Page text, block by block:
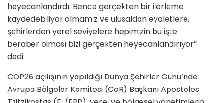
heyecanlandırdı. Bence gerçekten bir ilerleme
kaydedebiliyor olmamız ve ulusaldan eyaletlere,
şehirlerden yerel seviyelere hepimizin bu işte
beraber olması bizi gerçekten heyecanlandırıyor”
dedi.
COP26 açılışının yapıldığı Dünya Şehirler Günü’nde
Avrupa Bölgeler Komitesi (CoR) Başkanı Apostolos